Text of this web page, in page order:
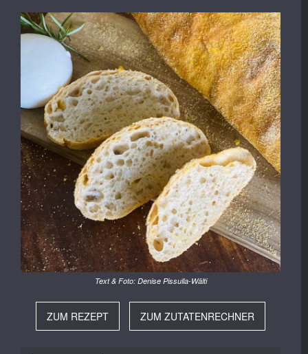
Text & Foto: Denise Pissulla-Wälti
ZUM REZEPT ZUM ZUTATENRECHNER